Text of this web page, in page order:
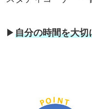
▶自分の時間を大切